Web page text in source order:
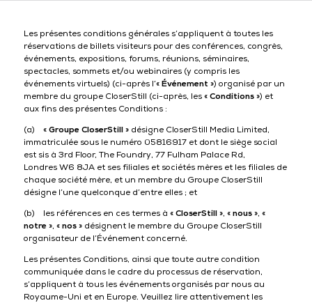
Data Centre World
Les présentes conditions générales s’appliquent à toutes les
réservations de billets visiteurs pour des conférences, congrès,
événements, expositions, forums, réunions, séminaires,
spectacles, sommets et/ou webinaires (y compris les
événements virtuels) (ci-après l’« Événement ») organisé par un
membre du groupe CloserStill (ci-après, les « Conditions») et
aux fins des présentes Conditions :
(a) « Groupe CloserStill» désigne CloserStill Media Limited,
immatriculée sous le numéro 05816917 et dont le siège social
est sis à 3rd Floor, The Foundry, 77 Fulham Palace Rd,
Londres W6 8JA et ses filiales et sociétés mères et les filiales de
chaque société mère, et un membre du Groupe CloserStill
désigne l’une quelconque d’entre elles ; et
(b) les références en ces termes à « CloserStill», « nous», «
notre », « nos» désignent le membre du Groupe CloserStill
organisateur de l’Événement concerné.
Les présentes Conditions, ainsi que toute autre condition
communiquée dans le cadre du processus de réservation,
s’appliquent à tous les événements organisés par nous au
Royaume-Uni et en Europe. Veuillez lire attentivement les